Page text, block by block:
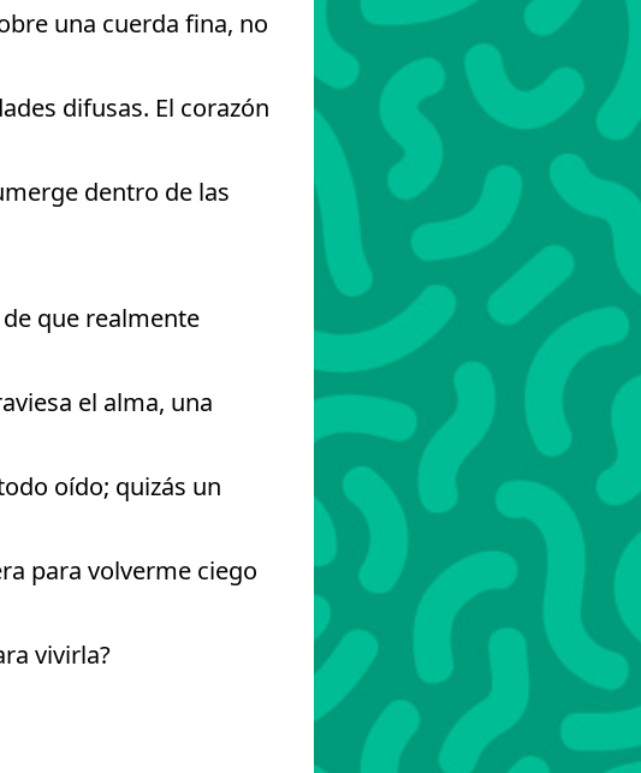
una cuerda fina, no
difusas. El corazón
dentro de las
que realmente
el alma, una
oído; quizás un
para volverme ciego
vivirla?